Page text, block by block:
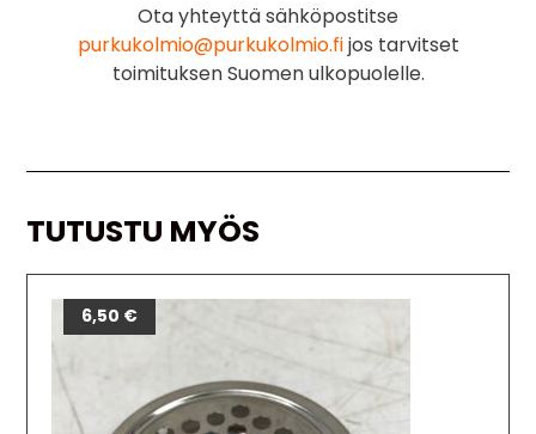
Ota yhteyttä sähköpostitse
purkukolmio@purkukolmio.fijos tarvitset
toimituksen Suomen ulkopuolelle.
TUTUSTU MYÖS
6,50 €